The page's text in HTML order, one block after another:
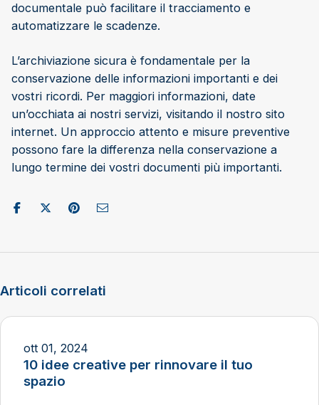
documentale può facilitare il tracciamento e
automatizzare le scadenze.
L’archiviazione sicura è fondamentale per la
conservazione delle informazioni importanti e dei
vostri ricordi. Per maggiori informazioni, date
un’occhiata ai nostri servizi, visitando il nostro sito
internet. Un approccio attento e misure preventive
possono fare la differenza nella conservazione a
lungo termine dei vostri documenti più importanti.
Condividi su Facebook
Pubblica su X/Twitter
Condividi su Pinterest
Invia come e-mail
Articoli correlati
ott 01, 2024
10 idee creative per rinnovare il tuo
spazio